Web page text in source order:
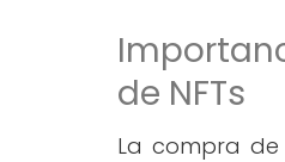
de NFTs
La compra